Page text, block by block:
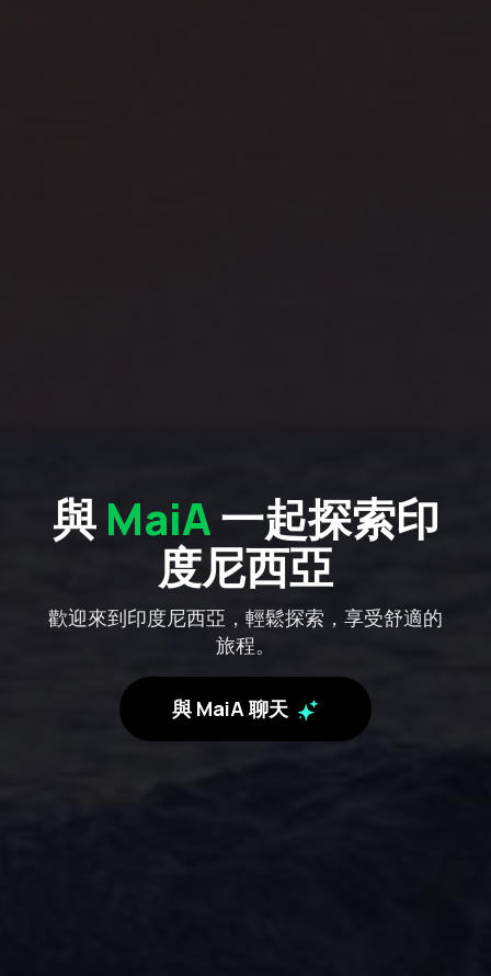
與 MaiA一起探索印
度尼西亞
歡迎來到印度尼西亞，輕鬆探索，享受舒適的
旅程。
與 MaiA 聊天